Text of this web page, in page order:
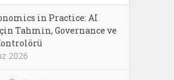
in Practice: AI
Tahmin, Governance ve
2026